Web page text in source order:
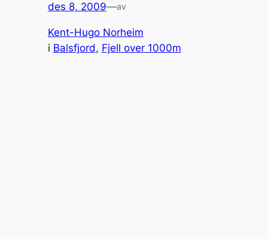
des 8, 2009—av
Kent-Hugo Norheim
i Balsfjord, Fjell over 1000m